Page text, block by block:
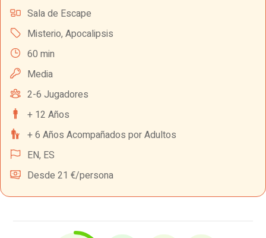
Sala de Escape
Misterio, Apocalipsis
60 min
Media
2-6 Jugadores
+ 12 Años
+ 6 Años Acompañados por Adultos
EN, ES
Desde 21 €/persona